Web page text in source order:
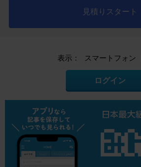
見積りスタート
表示： スマートフォン
ログイン